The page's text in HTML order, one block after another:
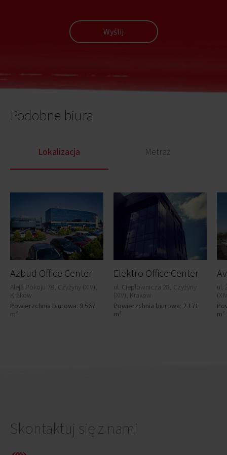
Wyślij
Podobne biura
Lokalizacja Metraż
Azbud Office Center
Aleja Pokoju 78, Czyżyny (XIV),
Kraków
Powierzchnia biurowa: 9 567
m²
Elektro Office Center
ul. Ciepłownicza 28, Czyżyny
(XIV), Kraków
Powierzchnia biurowa: 2 171
m²
ul.
m²
Skontaktuj się z nami